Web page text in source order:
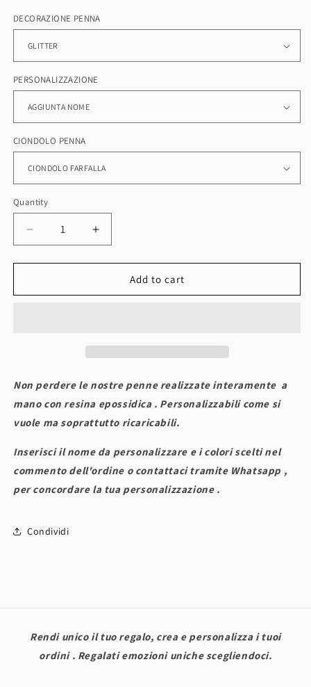
DECORAZIONE PENNA
PERSONALIZZAZIONE
CIONDOLO PENNA
Quantity
Quantity
Decrease
quantity
for
PERSONALIZZATA
Increase
quantity
for
PENNA
PERSONALIZZATA
Add to cart
Non perdere le nostre penne realizzate interamente a
mano con resina epossidica . Personalizzabili come si
vuole ma soprattutto ricaricabili.
Inserisci il nome da personalizzare e i colori scelti nel
commento dell'ordine o contattaci tramite Whatsapp ,
per concordare la tua personalizzazione .
Condividi
Rendi unico il tuo regalo, crea e personalizza i tuoi
ordini . Regalati emozioni uniche scegliendoci.